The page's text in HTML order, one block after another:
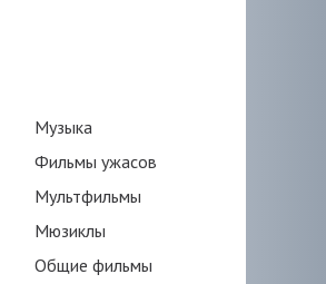
Музыка
Фильмы ужасов
Мультфильмы
Мюзиклы
Общие фильмы